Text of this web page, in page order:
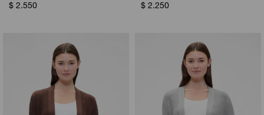
$ 2.550
$ 2.250